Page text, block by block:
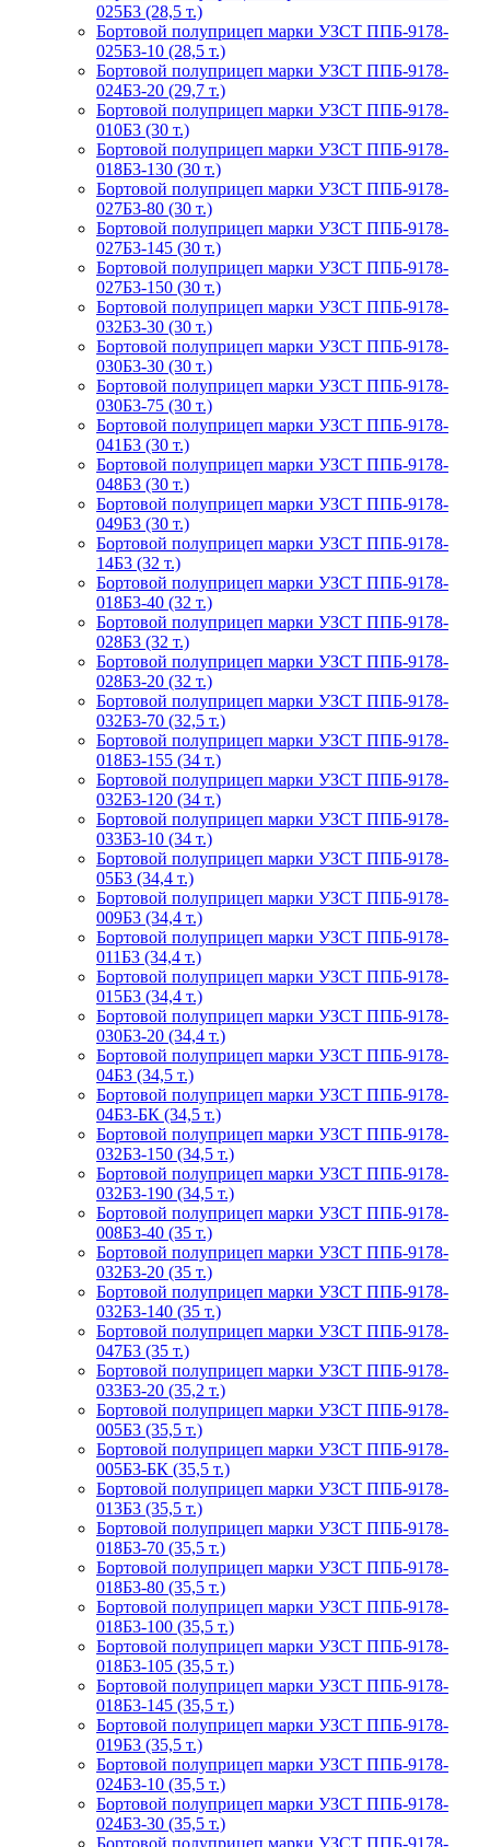
025Б3 (28,5 т.)
Бортовой полуприцеп марки УЗСТ ППБ-9178-
025Б3-10 (28,5 т.)
Бортовой полуприцеп марки УЗСТ ППБ-9178-
024Б3-20 (29,7 т.)
Бортовой полуприцеп марки УЗСТ ППБ-9178-
010Б3 (30 т.)
Бортовой полуприцеп марки УЗСТ ППБ-9178-
018Б3-130 (30 т.)
Бортовой полуприцеп марки УЗСТ ППБ-9178-
027Б3-80 (30 т.)
Бортовой полуприцеп марки УЗСТ ППБ-9178-
027Б3-145 (30 т.)
Бортовой полуприцеп марки УЗСТ ППБ-9178-
027Б3-150 (30 т.)
Бортовой полуприцеп марки УЗСТ ППБ-9178-
032Б3-30 (30 т.)
Бортовой полуприцеп марки УЗСТ ППБ-9178-
030Б3-30 (30 т.)
Бортовой полуприцеп марки УЗСТ ППБ-9178-
030Б3-75 (30 т.)
Бортовой полуприцеп марки УЗСТ ППБ-9178-
041Б3 (30 т.)
Бортовой полуприцеп марки УЗСТ ППБ-9178-
048Б3 (30 т.)
Бортовой полуприцеп марки УЗСТ ППБ-9178-
049Б3 (30 т.)
Бортовой полуприцеп марки УЗСТ ППБ-9178-
14Б3 (32 т.)
Бортовой полуприцеп марки УЗСТ ППБ-9178-
018Б3-40 (32 т.)
Бортовой полуприцеп марки УЗСТ ППБ-9178-
028Б3 (32 т.)
Бортовой полуприцеп марки УЗСТ ППБ-9178-
028Б3-20 (32 т.)
Бортовой полуприцеп марки УЗСТ ППБ-9178-
032Б3-70 (32,5 т.)
Бортовой полуприцеп марки УЗСТ ППБ-9178-
018Б3-155 (34 т.)
Бортовой полуприцеп марки УЗСТ ППБ-9178-
032Б3-120 (34 т.)
Бортовой полуприцеп марки УЗСТ ППБ-9178-
033Б3-10 (34 т.)
Бортовой полуприцеп марки УЗСТ ППБ-9178-
05Б3 (34,4 т.)
Бортовой полуприцеп марки УЗСТ ППБ-9178-
009Б3 (34,4 т.)
Бортовой полуприцеп марки УЗСТ ППБ-9178-
011Б3 (34,4 т.)
Бортовой полуприцеп марки УЗСТ ППБ-9178-
015Б3 (34,4 т.)
Бортовой полуприцеп марки УЗСТ ППБ-9178-
030Б3-20 (34,4 т.)
Бортовой полуприцеп марки УЗСТ ППБ-9178-
04Б3 (34,5 т.)
Бортовой полуприцеп марки УЗСТ ППБ-9178-
04Б3-БК (34,5 т.)
Бортовой полуприцеп марки УЗСТ ППБ-9178-
032Б3-150 (34,5 т.)
Бортовой полуприцеп марки УЗСТ ППБ-9178-
032Б3-190 (34,5 т.)
Бортовой полуприцеп марки УЗСТ ППБ-9178-
008Б3-40 (35 т.)
Бортовой полуприцеп марки УЗСТ ППБ-9178-
032Б3-20 (35 т.)
Бортовой полуприцеп марки УЗСТ ППБ-9178-
032Б3-140 (35 т.)
Бортовой полуприцеп марки УЗСТ ППБ-9178-
047Б3 (35 т.)
Бортовой полуприцеп марки УЗСТ ППБ-9178-
033Б3-20 (35,2 т.)
Бортовой полуприцеп марки УЗСТ ППБ-9178-
005Б3 (35,5 т.)
Бортовой полуприцеп марки УЗСТ ППБ-9178-
005Б3-БК (35,5 т.)
Бортовой полуприцеп марки УЗСТ ППБ-9178-
013Б3 (35,5 т.)
Бортовой полуприцеп марки УЗСТ ППБ-9178-
018Б3-70 (35,5 т.)
Бортовой полуприцеп марки УЗСТ ППБ-9178-
018Б3-80 (35,5 т.)
Бортовой полуприцеп марки УЗСТ ППБ-9178-
018Б3-100 (35,5 т.)
Бортовой полуприцеп марки УЗСТ ППБ-9178-
018Б3-105 (35,5 т.)
Бортовой полуприцеп марки УЗСТ ППБ-9178-
018Б3-145 (35,5 т.)
Бортовой полуприцеп марки УЗСТ ППБ-9178-
019Б3 (35,5 т.)
Бортовой полуприцеп марки УЗСТ ППБ-9178-
024Б3-10 (35,5 т.)
Бортовой полуприцеп марки УЗСТ ППБ-9178-
024Б3-30 (35,5 т.)
Бортовой полуприцеп марки УЗСТ ППБ-9178-